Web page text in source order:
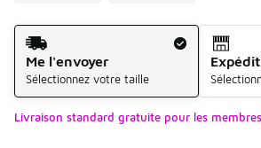
Mode d'expédition
Me l'envoyer
Sélectionnez votre taille
Livraison standard gratuite pour les